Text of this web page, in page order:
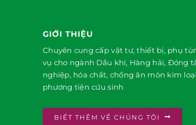
GIỚI THIỆU
Chuyên cung cấp vật tư, thiết bị, phụ
vụ cho ngành Dầu khí, Hàng hải, Đóng
nghiệp, hóa chất, chống ăn mòn kim
phương tiện cứu sinh
BIẾT THÊM VỀ CHÚNG TÔI